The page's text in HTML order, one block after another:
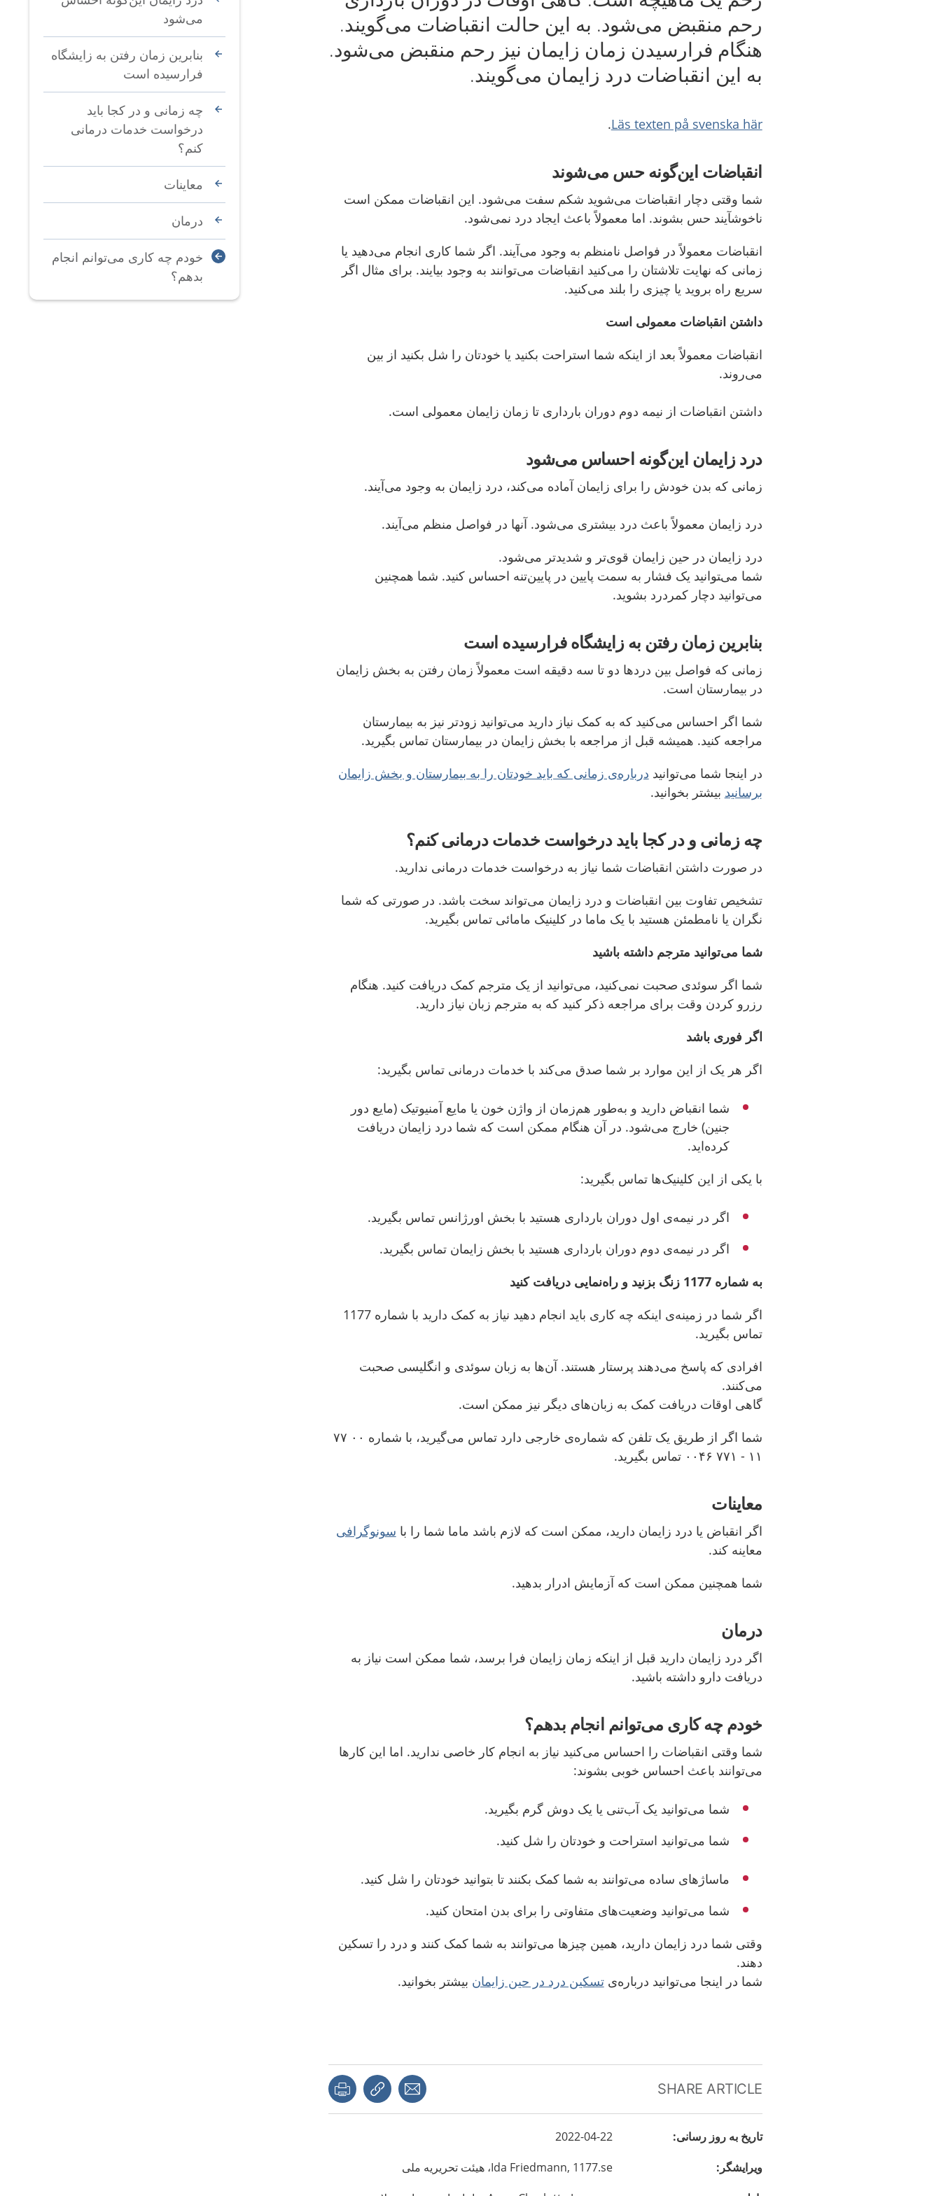
رحم منقبض می‌شود. به این حالت انقباضات می‌گویند.
هنگام فرارسیدن زمان زایمان نیز رحم منقبض می‌شود.
به این انقباضات درد زایمان می‌گویند.
Läs texten på svenska här
.
انقباضات این‌گونه حس می‌شوند
شما وقتی دچار انقباضات می‌شوید شکم سفت می‌شود. این انقباضات ممکن است
ناخوشآیند حس بشوند. اما معمولاً باعث ایجاد درد نمی‌شود.
انقباضات معمولاً در فواصل نامنظم به وجود می‌آیند. اگر شما کاری انجام می‌دهید یا
زمانی که نهایت تلاشتان را می‌کنید انقباضات می‌توانند به وجود بیایند. برای مثال اگر
سریع راه بروید یا چیزی را بلند می‌کنید.
داشتن انقباضات معمولی است
انقباضات معمولاً بعد از اینکه شما استراحت بکنید یا خودتان را شل بکنید از بین
می‌روند.
داشتن انقباضات از نیمه دوم دوران بارداری تا زمان زایمان معمولی است.
درد زایمان این‌گونه احساس می‌شود
زمانی که بدن خودش را برای زایمان آماده می‌کند، درد زایمان به وجود می‌آیند.
درد زایمان معمولاً باعث درد بیشتری می‌شود. آنها در فواصل منظم می‌آیند.
درد زایمان در حین زایمان قوی‌تر و شدیدتر می‌شود.
شما می‌‍توانید یک فشار به سمت پایین در پایین‌تنه احساس کنید. شما همچنین
می‌توانید دچار کمردرد بشوید.
بنابرین زمان رفتن به زایشگاه فرارسیده است
زمانی که فواصل بین دردها دو تا سه دقیقه است معمولاً زمان رفتن به بخش زایمان
در بیمارستان است.
شما اگر احساس می‌کنید که به کمک نیاز دارید می‌توانید زودتر نیز به بیمارستان
مراجعه کنید. همیشه قبل از مراجعه با بخش زایمان در بیمارستان تماس بگیرید.
در اینجا شما می‌توانید درباره‌ی زمانی که باید خودتان را به بیمارستان و بخش زایمان
برسانید بیشتر بخوانید.
چه زمانی و در کجا باید درخواست خدمات درمانی کنم؟
در صورت داشتن انقباضات شما نیاز به درخواست خدمات درمانی ندارید.
تشخیص تفاوت بین انقباضات و درد زایمان می‌تواند سخت باشد. در صورتی که شما
نگران یا نامطمئن هستید با یک ماما در کلینیک مامائی تماس بگیرید.
شما می‌توانید مترجم داشته باشید
شما اگر سوئدی صحبت نمی‌کنید، می‌توانید از یک مترجم کمک دریافت کنید. هنگام
رزرو کردن وقت برای مراجعه ذکر کنید که به مترجم زبان نیاز دارید.
اگر فوری باشد
اگر هر یک از این موارد بر شما صدق می‌کند با خدمات درمانی تماس بگیرید:
شما انقباض دارید و به‌طور هم‌زمان از واژن خون یا مایع آمنیوتیک (مایع دور
جنین) خارج می‌شود. در آن هنگام ممکن است که شما درد زایمان دریافت
کرده‌اید.
با یکی از این کلینیک‌ها تماس بگیرید:
اگر در نیمه‌ی اول دوران بارداری هستید با بخش اورژانس تماس بگیرید.
اگر در نیمه‌ی دوم دوران بارداری هستید با بخش زایمان تماس بگیرید.
به شماره 1177 زنگ بزنید و راه‌نمایی دریافت کنید
اگر شما در زمینه‌ی اینکه چه کاری باید انجام دهید نیاز به کمک دارید با شماره 1177
تماس بگیرید.
افرادی که پاسخ می‌دهند پرستار هستند. آن‌ها به زبان سوئدی و انگلیسی صحبت
می‌کنند.
گاهی اوقات دریافت کمک به زبان‌های دیگر نیز ممکن است.
شما اگر از طریق یک تلفن که شماره‌ی خارجی دارد تماس می‌گیرید، با شماره ۰۰ ۷۷
۱۱ - ۷۷۱ ۰۰۴۶
تماس بگیرید.
معاینات
اگر انقباض یا درد زایمان دارید، ممکن است که لازم باشد ماما شما را با سونوگرافی
معاینه کند.
شما همچنین ممکن است که آزمایش ادرار بدهید.
درمان
اگر درد زایمان دارید قبل از اینکه زمان زایمان فرا برسد، شما ممکن است نیاز به
دریافت دارو داشته باشید.
خودم چه کاری می‌توانم انجام بدهم؟
شما وقتی انقباضات را احساس می‌کنید نیاز به انجام کار خاصی ندارید. اما این کارها
می‌توانند باعث احساس خوبی بشوند:
شما می‌توانید یک آب‌تنی یا یک دوش گرم بگیرید.
شما می‌توانید استراحت و خودتان را شل کنید.
ماساژهای ساده می‌توانند به شما کمک بکنند تا بتوانید خودتان را شل کنید.
شما می‌توانید وضعیت‌های متفاوتی را برای بدن امتحان کنید.
وقتی شما درد زایمان دارید، همین چیزها می‌توانند به شما کمک کنند و درد را تسکین
‌دهند.
شما در اینجا می‌توانید درباره‌‌یتسکین درد در حین زایمان بیشتر بخوانید.
SHARE ARTICLE
Share with a friend
Copy link
تاريخ به روز رسانى:
2022-04-22
ويرايشگر :
Ida Friedmann, 1177.se، هیئت تحریریه ملی
می‌شود
بنابرین زمان رفتن به زایشگاه
فرارسیده است
چه زمانی و در کجا باید
درخواست خدمات درمانی
کنم؟
معاینات
درمان
خودم چه کاری می‌توانم انجام
بدهم؟